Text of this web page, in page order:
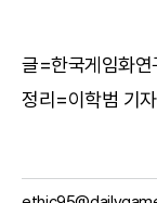
글=한국게임화
정리=이학범 기